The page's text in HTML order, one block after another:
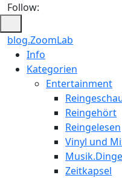
Follow:
blog.ZoomLab
Info
Kategorien
Entertainment
Reingehört
Reingelesen
Vinyl und
Musik.Dinge
Zeitkapsel